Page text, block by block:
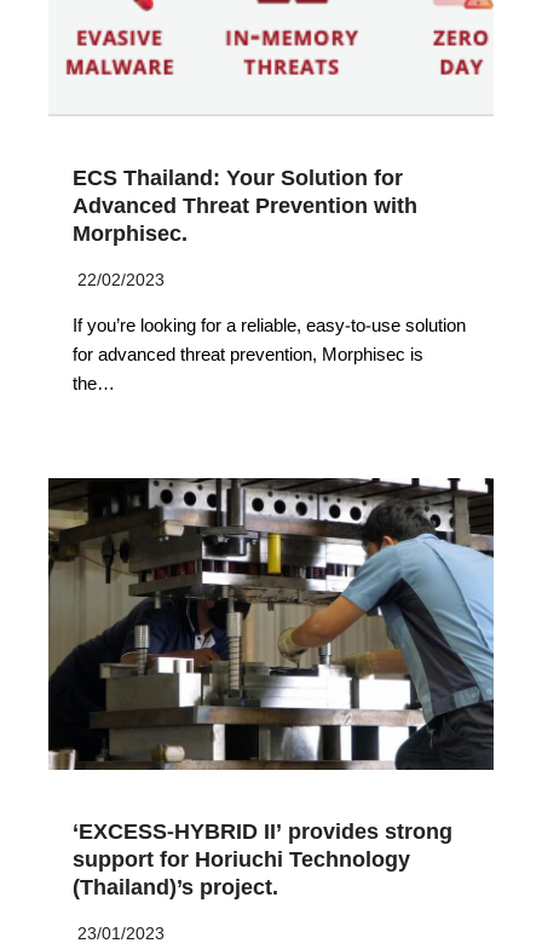
Search
for:
Search
ECS Thailand: Your Solution for
Advanced Threat Prevention with
Morphisec.
22/02/2023
If you’re looking for a reliable, easy-to-use solution
for advanced threat prevention, Morphisec is
the…
‘EXCESS-HYBRID II’ provides strong
support for Horiuchi Technology
(Thailand)’s project.
23/01/2023